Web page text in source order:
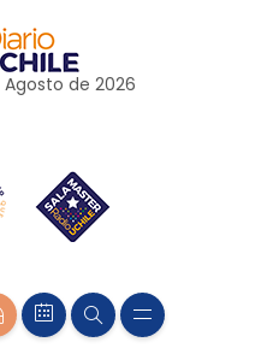
Agosto de 2026